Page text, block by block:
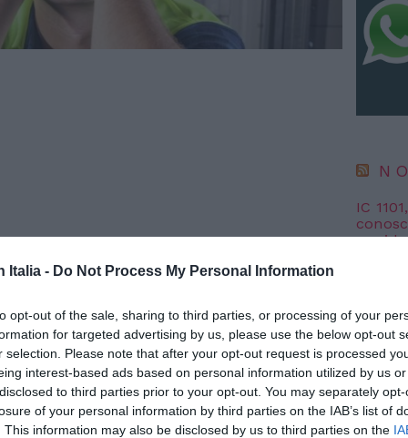
Italia - Do Not Process My Personal Information
opt-out of the sale, sharing to third parties, or processing of your
for targeted advertising by us, please use the below opt-out
selection. Please note that after your opt-out request is processed
interest-based ads based on personal information utilized by us
to third parties prior to your opt-out. You may separately
of your personal information by third parties on the IAB’s list of
This information may also be disclosed by us to third parties on the
evitare propaganda e ragionare" ROMA, 22
allargare il diritto di voto agli immigrati prima di
cambiato opinione".
IC
anni
“Fari
posto
4